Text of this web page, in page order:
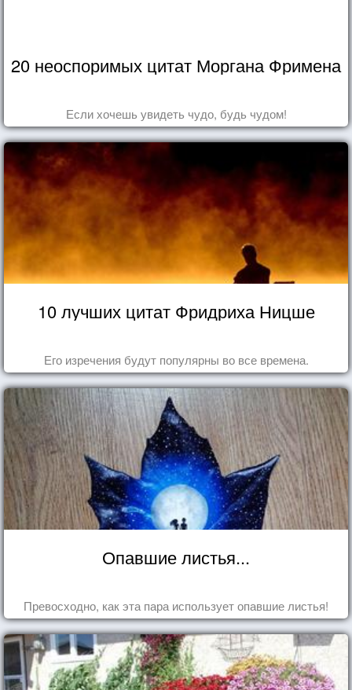
20 неоспоримых цитат Моргана Фримена
Если хочешь увидеть чудо, будь чудом!
10 лучших цитат Фридриха Ницше
Его изречения будут популярны во все времена.
Опавшие листья...
Превосходно, как эта пара использует опавшие листья!